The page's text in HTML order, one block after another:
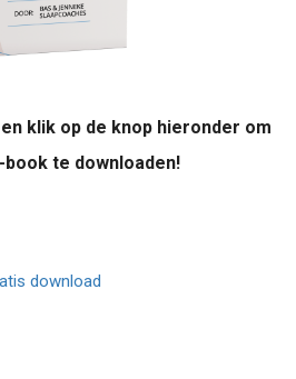
klik op de knop hieronder om
te downloaden!
download